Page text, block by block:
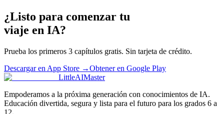
¿Listo para comenzar tu
viaje en IA?
Prueba los primeros 3 capítulos gratis. Sin tarjeta de crédito.
Descargar en App Store →Obtener en Google Play
LittleAIMaster
Empoderamos a la próxima generación con conocimientos de IA.
Educación divertida, segura y lista para el futuro para los grados 6 a